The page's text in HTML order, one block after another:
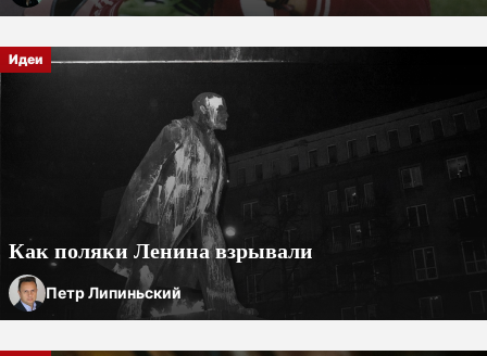
Идеи
Как поляки Ленина взрывали
Петр Липиньский